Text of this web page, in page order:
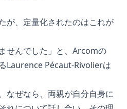
が、定量化されたのはこれが
せんでした」と、Arcomの
Laurence Pécaut-Rivolierは
なぜなら、両親が自分自身に